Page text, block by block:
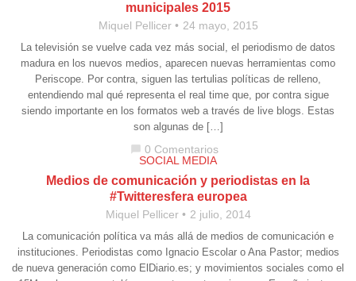
municipales 2015
Miquel Pellicer 24 mayo, 2015
La televisión se vuelve cada vez más social, el periodismo de datos
madura en los nuevos medios, aparecen nuevas herramientas como
Periscope. Por contra, siguen las tertulias políticas de relleno,
entendiendo mal qué representa el real time que, por contra sigue
siendo importante en los formatos web a través de live blogs. Estas
son algunas de […]
chat_bubble 0 Comentarios
SOCIAL MEDIA
Medios de comunicación y periodistas en la
#Twitteresfera europea
Miquel Pellicer 2 julio, 2014
La comunicación política va más allá de medios de comunicación e
instituciones. Periodistas como Ignacio Escolar o Ana Pastor; medios
de nueva generación como ElDiario.es; y movimientos sociales como el